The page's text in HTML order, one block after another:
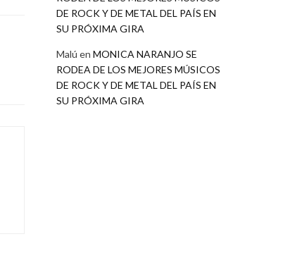
DE ROCK Y DE METAL DEL PAÍS EN
SU PRÓXIMA GIRA
Malú en MONICA NARANJO SE
RODEA DE LOS MEJORES MÚSICOS
DE ROCK Y DE METAL DEL PAÍS EN
SU PRÓXIMA GIRA